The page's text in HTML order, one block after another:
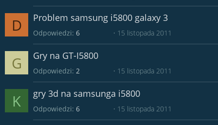
D Problem samsung i5800 galaxy 3
Odpowiedzi 6 15 listopada 2011
G Gry na GT-I5800
Odpowiedzi 2 15 listopada 2011
K gry 3d na samsunga i5800
Odpowiedzi 6 15 listopada 2011